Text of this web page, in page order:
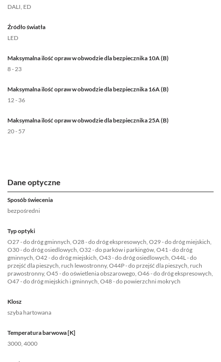
DALI, ED
Źródło światła
LED
Maksymalna ilość opraw w obwodzie dla bezpiecznika 10A (B)
8 - 23
Maksymalna ilość opraw w obwodzie dla bezpiecznika 16A (B)
12 - 36
Maksymalna ilość opraw w obwodzie dla bezpiecznika 25A (B)
20 - 57
Dane optyczne
Sposób świecenia
bezpośredni
Typ optyki
O27 - do dróg gminnych, O28 - do dróg ekspresowych, O29 - do dróg miejskich,
O30 - do dróg osiedlowych, O32 - do parków i parkingów, O41 - do dróg
gminnych, O42 - do dróg miejskich, O43 - do dróg osiedlowych, O44L - do
przejść dla pieszych, ruch lewostronny, O44P - do przejść dla pieszych, ruch
prawostronny, O45 - do oświetlenia obszarowego, O46 - do dróg ekspresowych,
O47 - do dróg miejskich i gminnych, O48 - do powierzchni mokrych
Klosz
szyba hartowana
Temperatura barwowa [K]
3000, 4000